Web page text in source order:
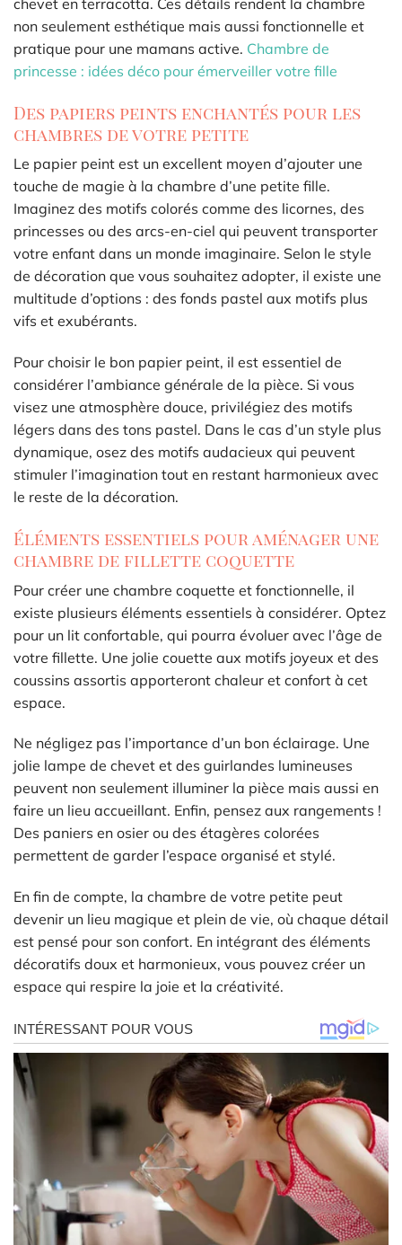
non seulement esthétique mais aussi fonctionnelle et
pratique pour une mamans active. Chambre de
princesse : idées déco pour émerveiller votre fille
Des papiers peints enchantés pour les
chambres de votre petite
Le papier peint est un excellent moyen d’ajouter une
touche de magie à la chambre d’une petite fille.
Imaginez des motifs colorés comme des licornes, des
princesses ou des arcs-en-ciel qui peuvent transporter
votre enfant dans un monde imaginaire. Selon le style
de décoration que vous souhaitez adopter, il existe une
multitude d’options : des fonds pastel aux motifs plus
vifs et exubérants.
Pour choisir le bon papier peint, il est essentiel de
considérer l’ambiance générale de la pièce. Si vous
visez une atmosphère douce, privilégiez des motifs
légers dans des tons pastel. Dans le cas d’un style plus
dynamique, osez des motifs audacieux qui peuvent
stimuler l’imagination tout en restant harmonieux avec
le reste de la décoration.
Éléments essentiels pour aménager une
chambre de fillette coquette
Pour créer une chambre coquette et fonctionnelle, il
existe plusieurs éléments essentiels à considérer. Optez
pour un lit confortable, qui pourra évoluer avec l’âge de
votre fillette. Une jolie couette aux motifs joyeux et des
coussins assortis apporteront chaleur et confort à cet
espace.
Ne négligez pas l’importance d’un bon éclairage. Une
jolie lampe de chevet et des guirlandes lumineuses
peuvent non seulement illuminer la pièce mais aussi en
faire un lieu accueillant. Enfin, pensez aux rangements !
Des paniers en osier ou des étagères colorées
permettent de garder l’espace organisé et stylé.
En fin de compte, la chambre de votre petite peut
devenir un lieu magique et plein de vie, où chaque détail
est pensé pour son confort. En intégrant des éléments
décoratifs doux et harmonieux, vous pouvez créer un
espace qui respire la joie et la créativité.